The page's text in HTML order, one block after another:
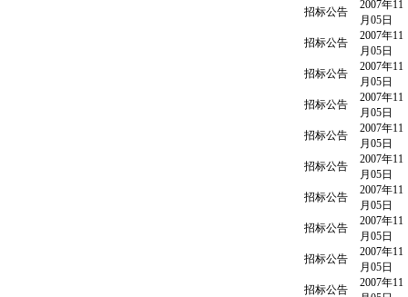
招标公告
2007年11
月05日
招标公告
2007年11
月05日
招标公告
2007年11
月05日
招标公告
2007年11
月05日
招标公告
2007年11
月05日
招标公告
2007年11
月05日
招标公告
2007年11
月05日
招标公告
2007年11
月05日
招标公告
2007年11
月05日
招标公告
2007年11